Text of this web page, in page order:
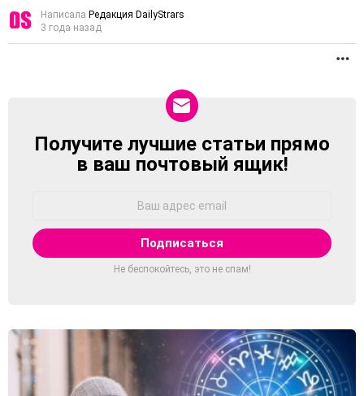
Написала Редакция DailyStrars
3 года назад
NEWSLETTER
Получите лучшие статьи прямо
в ваш почтовый ящик!
Не беспокойтесь, это не спам!